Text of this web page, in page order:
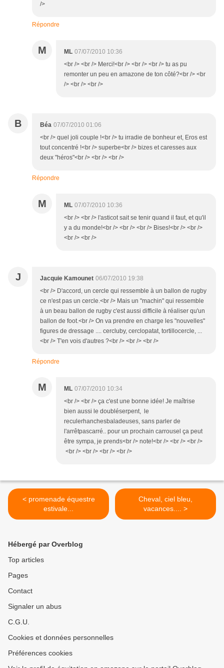
/>
Répondre
M ML 07/07/2010 10:36
<br /> <br /> Merci!<br /> <br /> <br /> tu as pu
remonter un peu en amazone de ton côté?<br /> <br
/> <br /> <br />
B Béa 07/07/2010 01:06
<br /> quel joli couple !<br /> tu irradie de bonheur et, Eros est
tout concentré !<br /> superbe<br /> bizes et caresses aux
deux "héros"<br /> <br /> <br />
Répondre
M ML 07/07/2010 10:36
<br /> <br /> l'asticot sait se tenir quand il faut, et qu'il
y a du monde!<br /> <br /> <br /> Bises!<br /> <br />
<br /> <br />
J Jacquie Kamounet 06/07/2010 19:38
<br /> D'accord, un cercle qui ressemble à un ballon de rugby
ce n'est pas un cercle.<br /> Mais un "machin" qui ressemble
à un beau ballon de rugby c'est aussi difficile à réaliser qu'un
ballon de foot.<br /> On va prendre en charge les "nouvelles"
figures de dressage .... cercluby, cerclopatat, tortillocercle, ...
<br /> T'en vois d'autres ?<br /> <br /> <br />
Répondre
M ML 07/07/2010 10:34
<br /> <br /> ça c'est une bonne idée! Je maîtrise
bien aussi le doubléserpent, le
reculerhanchesbaladeuses, sans parler de
l'arrêtpascarré.. pour un prochain carrousel ça peut
être sympa, je prends<br /> note!<br /> <br /> <br />
<br /> <br /> <br /> <br />
< promenade équestre
estivale...
Cheval, ciel bleu,
vacances.... >
Hébergé par Overblog
Top articles
Pages
Contact
Signaler un abus
C.G.U.
Cookies et données personnelles
Préférences cookies